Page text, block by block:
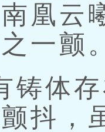
凰云
一颤
体存
抖，